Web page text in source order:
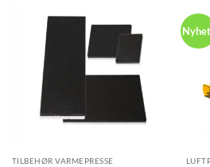
TILBEHØR VARMEPRESSE